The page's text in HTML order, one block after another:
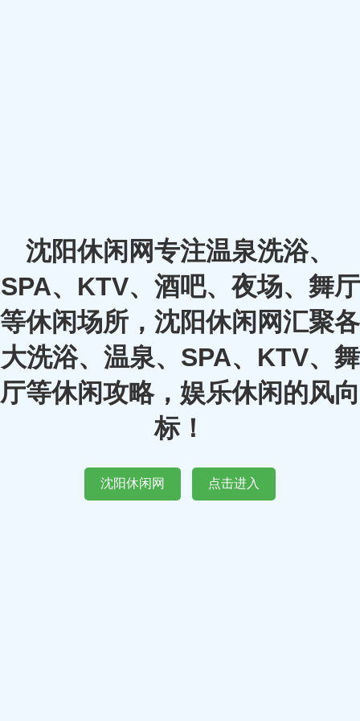
沈阳休闲网专注温泉洗浴、
SPA、KTV、酒吧、夜场、舞厅
等休闲场所，沈阳休闲网汇聚各
大洗浴、温泉、SPA、KTV、舞
厅等休闲攻略，娱乐休闲的风向
标！
沈阳休闲网 点击进入